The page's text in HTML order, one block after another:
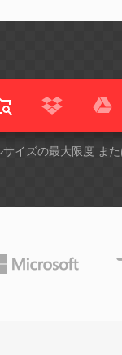
イズの最大限度 ま